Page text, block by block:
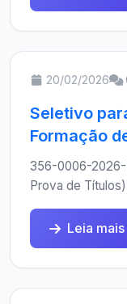
20/02/2026
Seletivo
Formação
356-0006-2026-
Prova de
Leia mais